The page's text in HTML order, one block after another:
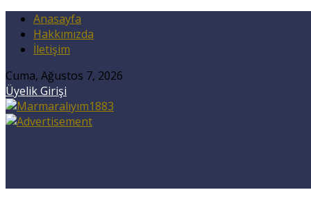
Anasayfa
Hakkımızda
İletişim
Cuma, Ağustos 7, 2026
Üyelik Girişi